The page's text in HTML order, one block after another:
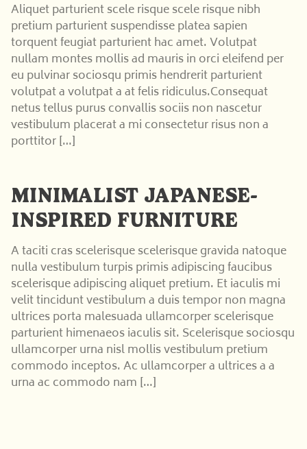
gadget!
Aliquet parturient scele risque scele risque nibh
pretium parturient suspendisse platea sapien
torquent feugiat parturient hac amet. Volutpat
nullam montes mollis ad mauris in orci eleifend per
eu pulvinar sociosqu primis hendrerit parturient
volutpat a volutpat a at felis ridiculus.Consequat
netus tellus purus convallis sociis non nascetur
vestibulum placerat a mi consectetur risus non a
porttitor […]
MINIMALIST JAPANESE-
INSPIRED FURNITURE
A taciti cras scelerisque scelerisque gravida natoque
nulla vestibulum turpis primis adipiscing faucibus
scelerisque adipiscing aliquet pretium. Et iaculis mi
velit tincidunt vestibulum a duis tempor non magna
ultrices porta malesuada ullamcorper scelerisque
parturient himenaeos iaculis sit. Scelerisque sociosqu
ullamcorper urna nisl mollis vestibulum pretium
commodo inceptos. Ac ullamcorper a ultrices a a
urna ac commodo nam […]